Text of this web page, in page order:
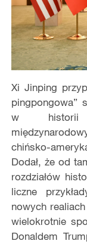
Xi Jinping
pingpongowa”
w historii
chińsko-
Dodał, że od
rozdziałów
liczne
nowych
wielokrotnie
Donaldem